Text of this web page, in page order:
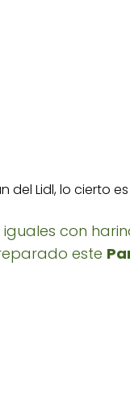
Lidl, lo cierto
con
este